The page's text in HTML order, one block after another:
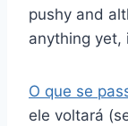
pushy and
anything yet,
O que se
ele voltará